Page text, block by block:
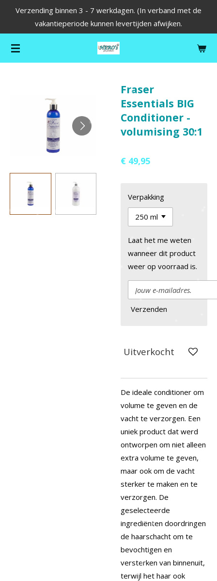
de
hoofdinhoud
Verzending binnen 3 - 7 werkdagen. (In verband met de
vakantieperiode kunnen levertijden afwijken.
Fraser
Essentials BIG
Conditioner -
volumising 30:1
€ 49,95
Verpakking
Laat het me weten
wanneer dit product
weer op voorraad is.
Verzenden
Uitverkocht
De ideale conditioner om
volume te geven en de
vacht te verzorgen. Een
uniek product dat werd
ontworpen om niet alleen
extra volume te geven,
maar ook om de vacht
sterker te maken en te
verzorgen. De
geselecteerde
ingrediënten doordringen
de haarschacht om te
bevochtigen en
versterken van binnenuit,
terwijl het haar ook